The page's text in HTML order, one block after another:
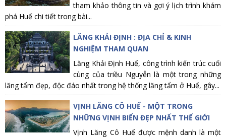
tham khảo thông tin và gợi ý lịch trình khám
phá Huế chi tiết trong bài...
LĂNG KHẢI ĐỊNH : ĐỊA CHỈ & KINH
NGHIỆM THAM QUAN
Lăng Khải Định Huế, công trình kiến trúc cuối
cùng của triều Nguyễn là một trong những
lăng tẩm đẹp, độc đáo nhất trong hệ thống lăng tẩm ở Huế, gây...
VỊNH LĂNG CÔ HUẾ - MỘT TRONG
NHỮNG VỊNH BIỂN ĐẸP NHẤT THẾ GIỚI
Vịnh Lăng Cô Huế được mệnh danh là một